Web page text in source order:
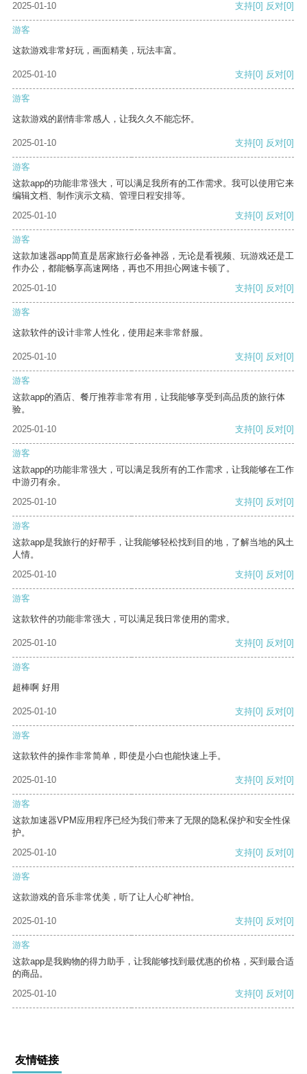
2025-01-10 支持[0] 反对[0]
游客
这款游戏非常好玩，画面精美，玩法丰富。
2025-01-10 支持[0] 反对[0]
游客
这款游戏的剧情非常感人，让我久久不能忘怀。
2025-01-10 支持[0] 反对[0]
游客
这款app的功能非常强大，可以满足我所有的工作需求。我可以使用它来
编辑文档、制作演示文稿、管理日程安排等。
2025-01-10
支持[0] 反对[0]
游客
这款加速器app简直是居家旅行必备神器，无论是看视频、玩游戏还是工
作办公，都能畅享高速网络，再也不用担心网速卡顿了。
2025-01-10
支持[0] 反对[0]
游客
这款软件的设计非常人性化，使用起来非常舒服。
2025-01-10 支持[0] 反对[0]
游客
这款app的酒店、餐厅推荐非常有用，让我能够享受到高品质的旅行体
验。
2025-01-10
支持[0] 反对[0]
游客
这款app的功能非常强大，可以满足我所有的工作需求，让我能够在工作
中游刃有余。
2025-01-10
支持[0] 反对[0]
游客
这款app是我旅行的好帮手，让我能够轻松找到目的地，了解当地的风土
人情。
2025-01-10
支持[0] 反对[0]
游客
这款软件的功能非常强大，可以满足我日常使用的需求。
2025-01-10 支持[0] 反对[0]
游客
超棒啊 好用
2025-01-10 支持[0] 反对[0]
游客
这款软件的操作非常简单，即使是小白也能快速上手。
2025-01-10 支持[0] 反对[0]
游客
这款加速器VPM应用程序已经为我们带来了无限的隐私保护和安全性保
护。
2025-01-10
支持[0] 反对[0]
游客
这款游戏的音乐非常优美，听了让人心旷神怡。
2025-01-10 支持[0] 反对[0]
游客
这款app是我购物的得力助手，让我能够找到最优惠的价格，买到最合适
的商品。
2025-01-10
支持[0] 反对[0]
友情链接